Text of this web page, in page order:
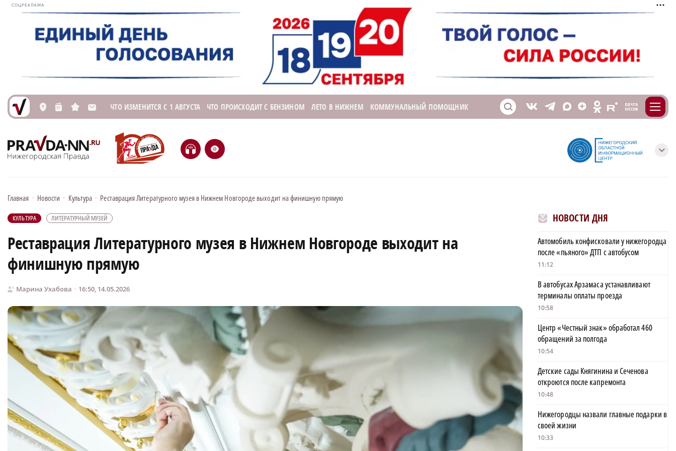
СОЦРЕКЛАМА
L n s M ЧТО ИЗМЕНИТСЯ С 1 АВГУСТА ЧТО ПРОИСХОДИТ С БЕНЗИНОМ ЛЕТО В НИЖНЕМ КОММУНАЛЬНЫЙ ПОМОЩНИК S V T X Z O E m
H e с
Главная • Новости • Культура • Реставрация Литературного музея в Нижнем Новгороде выходит на финишную прямую
КУЛЬТУРА ЛИТЕРАТУРНЫЙ МУЗЕЙ
Реставрация Литературного музея в Нижнем Новгороде выходит на
финишную прямую
Марина Ухабова 16:50, 14.05.2026
НОВОСТИ ДНЯ
Автомобиль конфисковали у нижегородца
после «пьяного» ДТП с автобусом
11:12
В автобусах Арзамаса устанавливают
терминалы оплаты проезда
10:58
Центр «Честный знак» обработал 460
обращений за полгода
10:54
Детские сады Княгинина и Сеченова
откроются после капремонта
10:48
Нижегородцы назвали главные подарки в
своей жизни
10:33